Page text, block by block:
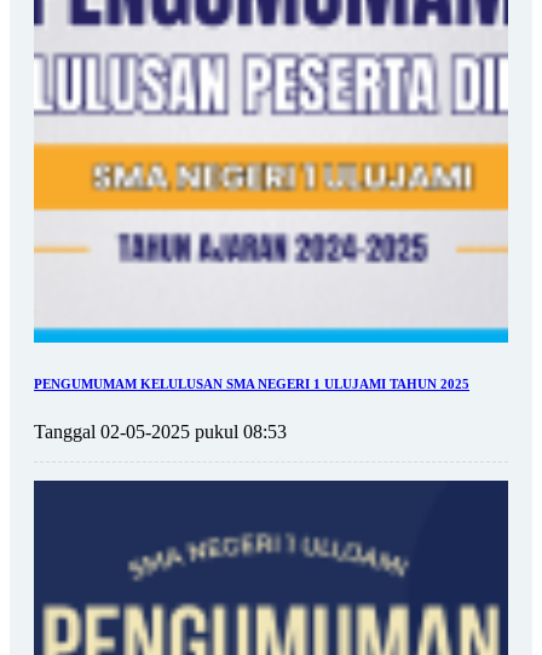
PENGUMUMAM KELULUSAN SMA NEGERI 1 ULUJAMI TAHUN 2025
Tanggal 02-05-2025 pukul 08:53